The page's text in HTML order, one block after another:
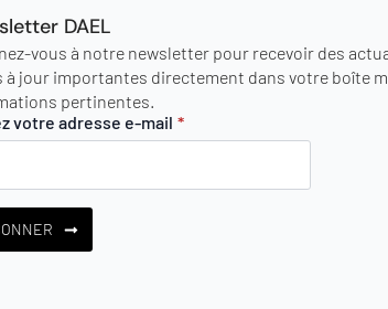
DAEL
vous à notre newsletter pour recevoir des
à jour importantes directement dans votre boîte
pertinentes.
votre adresse e-mail *